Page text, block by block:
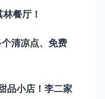
餐厅！
清凉点、免费
品小店！李二家